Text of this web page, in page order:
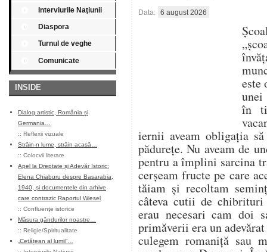
Interviurile Naţiunii
Diaspora
Turnul de veghe
Comunicate
INSIDE
Dialog artistic, România și
Germania…
:: Reflexii vizuale
Străin-n lume, străin acasă…
:: Colocvii literare
Apel la Dreptate și Adevăr Istoric:
Elena Chiaburu despre Basarabia,
1940, și documentele din arhive
care contrazic Raportul Wiesel
:: Confluenţe istorice
Măsura gândurilor noastre…
:: Religie/Spiritualitate
„Cetățean al lumii”…
Data: 6 august 2026
este
unei
în
iernii aveam obligația
pădurețe. Nu aveam de
pentru a împlini sarcina
cerșeam fructe pe care
tăiam și recoltam
câteva cutii de chibrituri
erau necesari cam doi
primăverii era un
culegem romaniță sau